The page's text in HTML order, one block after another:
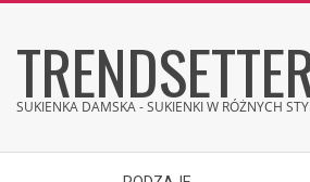
content
SUKIENKA DAMSKA - SUKIENKI W RÓŻNYCH